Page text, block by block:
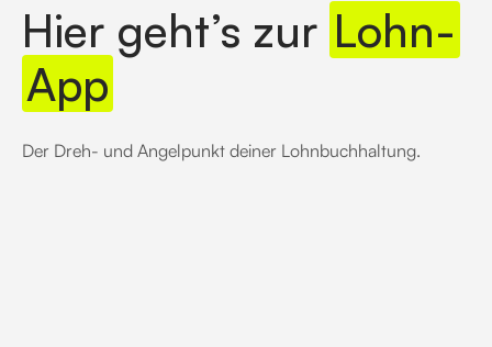
Hier geht’s zur Lohn-
App
Der Dreh- und Angelpunkt deiner Lohnbuchhaltung.